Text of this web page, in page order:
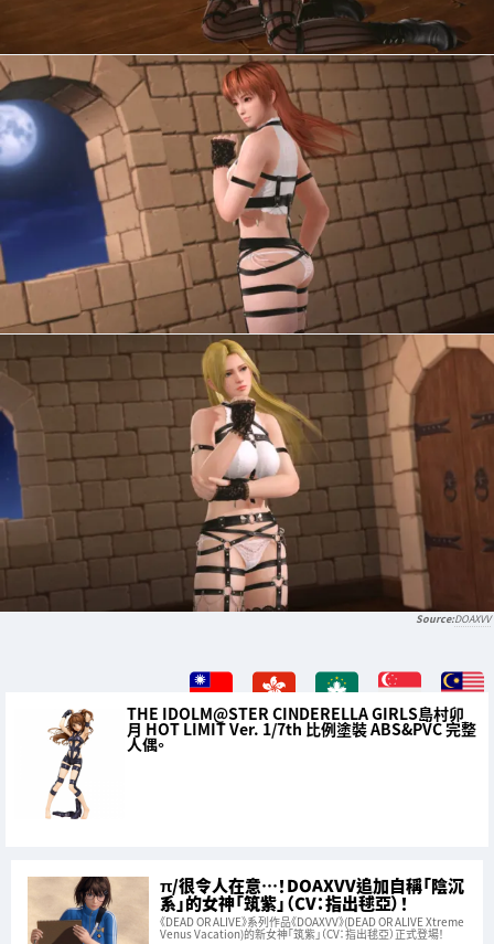
DOAXVV
THE IDOLM@STER CINDERELLA GIRLS島村卯
月 HOT LIMIT Ver. 1/7th 比例塗裝 ABS&PVC 完整
人偶。
π/很令人在意…！DOAXVV追加自稱「陰沉
系」的女神「筑紫」（CV：指出毬亞）！
《DEAD OR ALIVE》系列作品《DOAXVV》(DEAD OR ALIVE Xtreme
Venus Vacation)的新女神「筑紫」（CV：指出毬亞）正式登場！